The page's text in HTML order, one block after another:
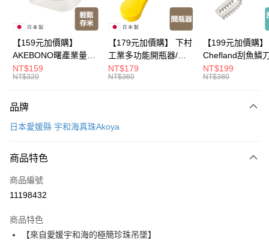
全盈+PAY
大哥付你分期
相關說明
2.付款方式選擇「大哥付你分期」，訂單成立後會自動跳轉到大哥付的交易
成交易。
4.訂單成立30分鐘內，如未前往確認交易或遇審核未通過，訂單將自動取
消。如遇「轉專審核」未通過狀況，表示未達大哥付你分期系統評分，恕無
【繳款方式說明】
1.分期款項不併入電信帳單，「大哥付你分期」於每月結算日後寄送繳費提
2.透過簡訊連結打開帳單後，可選擇「超商條碼／台灣大直營門市／銀行轉
運送方式
每筆NT$150，滿NT$299(含以上)免運費
【159元加價購】
AKEBONO曙產業量米
杯漏斗組(白)/量米杯/
米桶/量米用具/任二件8
NT$159
NT$320
【179元加價購】 下村
工業多功能開瓶器/開
瓶器/餐廚用品/料理道
具/任二件8折
NT$179
NT$360
【199元加價購】
Chefland刮魚鱗
魚鱗器/廚房用品/
道具/任二件8折
NT$199
NT$380
品牌
日本愛媛縣 宇和海真珠Akoya
商品特色
商品編號
11198432
商品特色
【來自愛媛宇和海的極簡珍珠吊墜】